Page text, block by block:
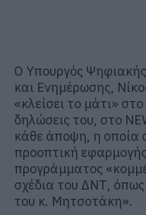
Ο Υπουργός Ψηφιακής
και Ενημέρωσης,
«κλείσει το μάτι»
δηλώσεις του, στο
κάθε άποψη, η οποία
προοπτική
προγράμματος
σχέδια του ΔΝΤ,
του κ. Μητσοτάκη».